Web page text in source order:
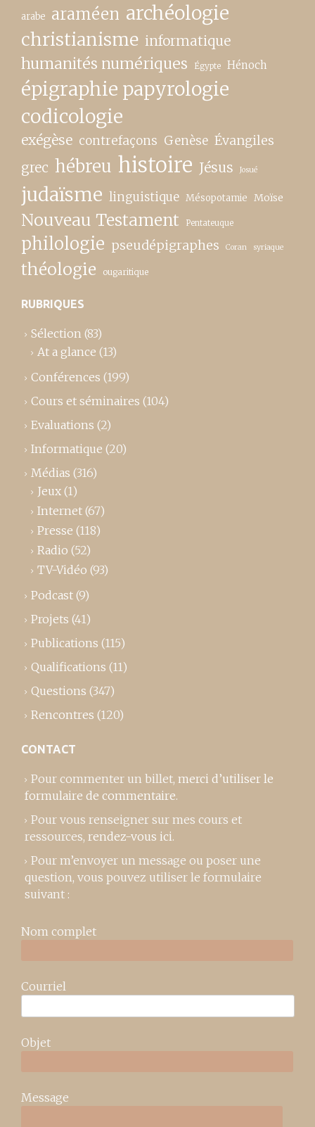
arabe araméen archéologie
christianisme informatique
humanités numériques Égypte Hénoch
épigraphie papyrologie
codicologie
exégèse contrefaçons Genèse Évangiles
grec hébreu histoire Jésus Josué
judaïsme linguistique Mésopotamie Moïse
Nouveau Testament Pentateuque
philologie pseudépigraphes Coran syriaque
théologie ougaritique
RUBRIQUES
Sélection (83)
At a glance (13)
Conférences (199)
Cours et séminaires (104)
Evaluations (2)
Informatique (20)
Médias (316)
Jeux (1)
Internet (67)
Presse (118)
Radio (52)
TV-Vidéo (93)
Podcast (9)
Projets (41)
Publications (115)
Qualifications (11)
Questions (347)
Rencontres (120)
CONTACT
Pour commenter un billet, merci d’utiliser le
formulaire de commentaire.
Pour vous renseigner sur mes cours et
ressources, rendez-vous ici.
Pour m’envoyer un message ou poser une
question, vous pouvez utiliser le formulaire
suivant :
Nom complet
Courriel
Objet
Message